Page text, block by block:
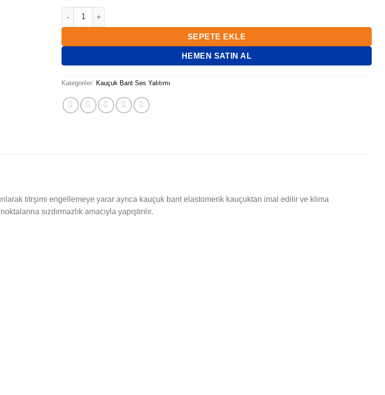
KAUÇUK BANT 5 CM adet
SEPETE EKLE
HEMEN SATIN AL
Kategoriler: Kauçuk Bant Ses Yalıtımı
titrşimi engellemeye yarar ayrıca kauçuk bant elastomerik kauçuktan imal edilir ve klima
sızdırmazlık amacıyla yapıştırılır.